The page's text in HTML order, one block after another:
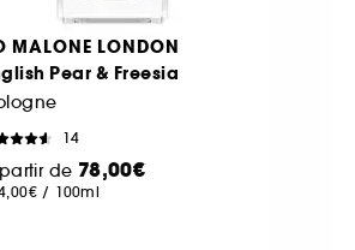
MALONE LONDON
Pear & Freesia
14
de 78,00€
/ 100ml